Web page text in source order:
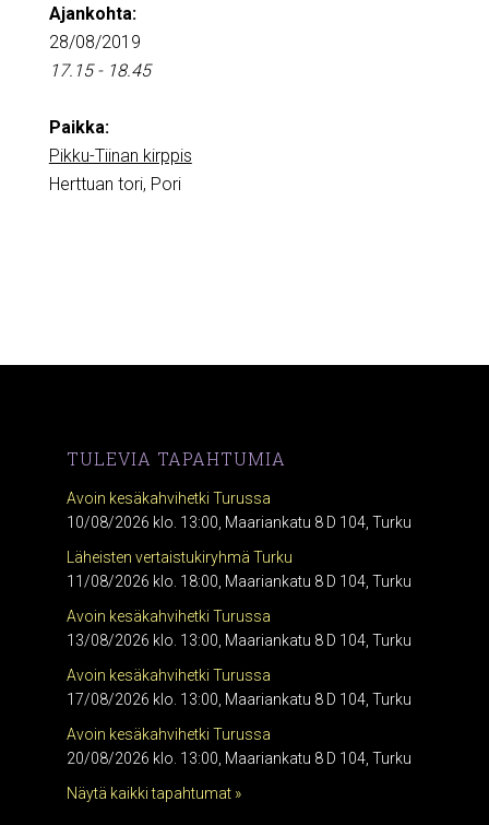
Ajankohta:
28/08/2019
17.15 - 18.45
Paikka:
Pikku-Tiinan kirppis
Herttuan tori, Pori
TULEVIA TAPAHTUMIA
Avoin kesäkahvihetki Turussa
10/08/2026 klo. 13:00, Maariankatu 8 D 104, Turku
Läheisten vertaistukiryhmä Turku
11/08/2026 klo. 18:00, Maariankatu 8 D 104, Turku
Avoin kesäkahvihetki Turussa
13/08/2026 klo. 13:00, Maariankatu 8 D 104, Turku
Avoin kesäkahvihetki Turussa
17/08/2026 klo. 13:00, Maariankatu 8 D 104, Turku
Avoin kesäkahvihetki Turussa
20/08/2026 klo. 13:00, Maariankatu 8 D 104, Turku
Näytä kaikki tapahtumat »